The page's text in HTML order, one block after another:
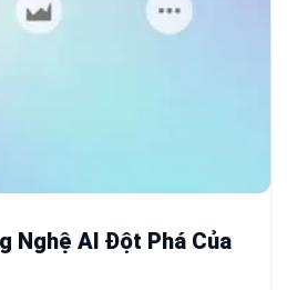
Nghệ AI Đột Phá Của